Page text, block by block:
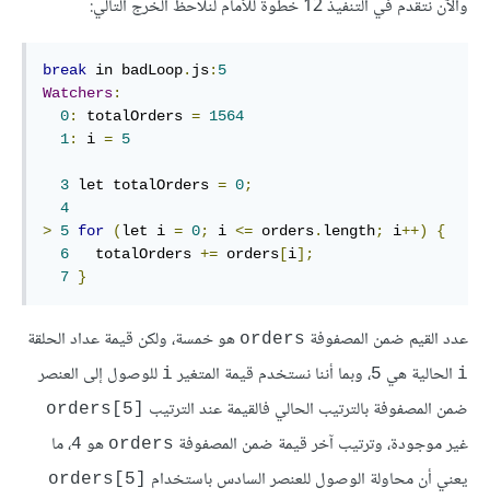
والآن نتقدم في التنفيذ 12 خطوة للأمام لنلاحظ الخرج التالي:
break in badLoop. js: 5
Watchers:
0: totalOrders = 1564
1: i = 5
3 let totalOrders = 0;
4
> 5 for (let i = 0; i <= orders. length; i++)
{
6
   totalOrders
+= orders [i];
7 }
عدد القيم ضمن المصفوفة ‎orders‎ هو خمسة، ولكن قيمة عداد الحلقة
‎i‎ الحالية هي ‎5‎، وبما أننا نستخدم قيمة المتغير ‎i‎ للوصول إلى العنصر
ضمن المصفوفة بالترتيب الحالي فالقيمة عند الترتيب
‎orders[5]‎
غير موجودة، وترتيب آخر قيمة ضمن المصفوفة ‎orders‎ هو ‎4‎، ما
يعني أن محاولة الوصول للعنصر السادس باستخدام
‎orders[5]‎